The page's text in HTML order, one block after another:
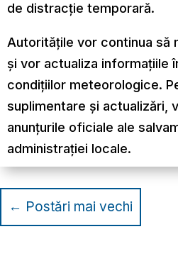
de distracție temporară.
Autoritățile vor continua să
și vor actualiza informațiile
condițiilor meteorologice.
suplimentare și actualizări,
anunțurile oficiale ale
administrației locale.
← Postări mai vechi